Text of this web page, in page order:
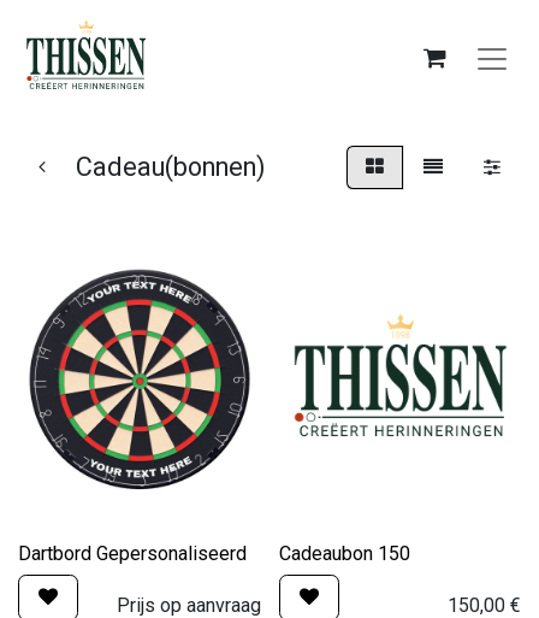
Cadeau(bonnen)
Dartbord Gepersonaliseerd
Prijs op aanvraag
Cadeaubon 150
150,00 €